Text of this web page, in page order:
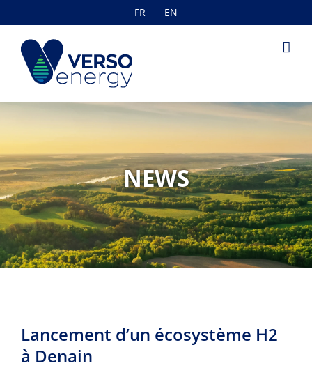
to
content
FR EN
NEWS
Lancement d’un écosystème H2
à Denain